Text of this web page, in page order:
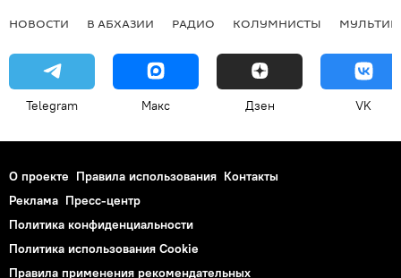
НОВОСТИ В АБХАЗИИ РАДИО КОЛУМНИСТЫ
Telegram Макс Дзен VK
О проекте Правила использования Контакты
Реклама Пресс-центр
Политика конфиденциальности
Политика использования Cookie
Правила применения рекомендательных